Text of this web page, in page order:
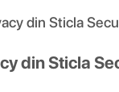
din Sticla
din Sticla